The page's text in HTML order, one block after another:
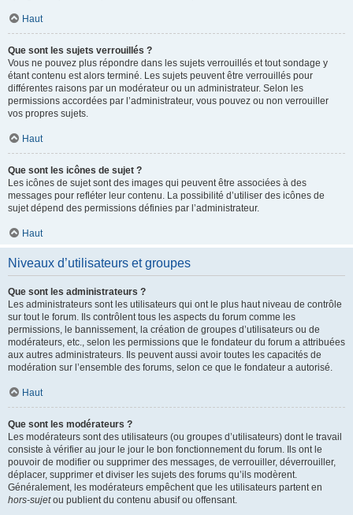
Haut
Que sont les sujets verrouillés ?
Vous ne pouvez plus répondre dans les sujets verrouillés et tout sondage y
étant contenu est alors terminé. Les sujets peuvent être verrouillés pour
différentes raisons par un modérateur ou un administrateur. Selon les
permissions accordées par l’administrateur, vous pouvez ou non verrouiller
vos propres sujets.
Haut
Que sont les icônes de sujet ?
Les icônes de sujet sont des images qui peuvent être associées à des
messages pour refléter leur contenu. La possibilité d’utiliser des icônes de
sujet dépend des permissions définies par l’administrateur.
Haut
Niveaux d’utilisateurs et groupes
Que sont les administrateurs ?
Les administrateurs sont les utilisateurs qui ont le plus haut niveau de contrôle
sur tout le forum. Ils contrôlent tous les aspects du forum comme les
permissions, le bannissement, la création de groupes d’utilisateurs ou de
modérateurs, etc., selon les permissions que le fondateur du forum a attribuées
aux autres administrateurs. Ils peuvent aussi avoir toutes les capacités de
modération sur l’ensemble des forums, selon ce que le fondateur a autorisé.
Haut
Que sont les modérateurs ?
Les modérateurs sont des utilisateurs (ou groupes d’utilisateurs) dont le travail
consiste à vérifier au jour le jour le bon fonctionnement du forum. Ils ont le
pouvoir de modifier ou supprimer des messages, de verrouiller, déverrouiller,
déplacer, supprimer et diviser les sujets des forums qu’ils modèrent.
Généralement, les modérateurs empêchent que les utilisateurs partent en
hors-sujetou publient du contenu abusif ou offensant.